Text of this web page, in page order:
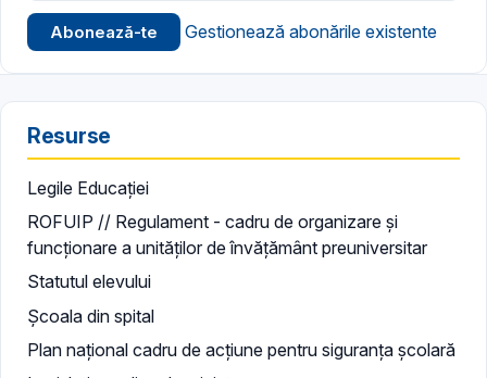
Gestionează abonările existente
Resurse
Legile Educației
ROFUIP // Regulament - cadru de organizare și
funcționare a unităților de învățământ preuniversitar
Statutul elevului
Școala din spital
Plan național cadru de acțiune pentru siguranța școlară